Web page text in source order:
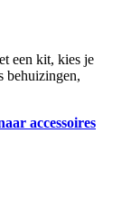
een kit, kies je
behuizingen,
accessoires